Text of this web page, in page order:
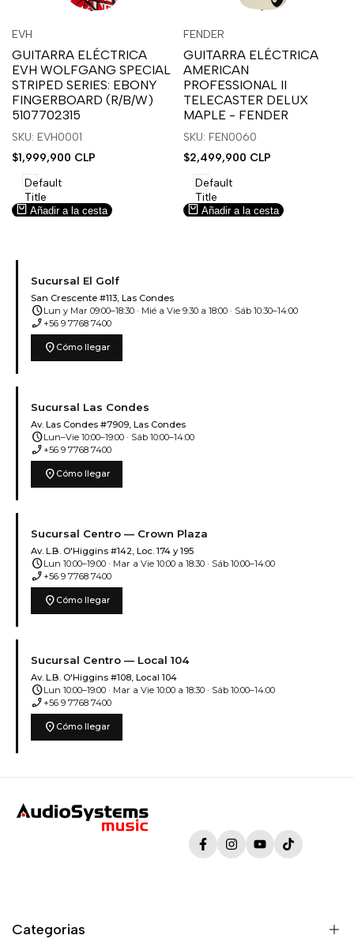
sesión
para
usar
la
lista
deseos.
para
usar
Compare
Proveedor:
EVH
GUITARRA ELÉCTRICA
EVH WOLFGANG SPECIAL
STRIPED SERIES: EBONY
FINGERBOARD (R/B/W)
5107702315
SKU: EVH0001
Precio
venta
$1,999,900 CLP
Default
Title
Añadir a la cesta
sesión
para
usar
la
lista
deseos.
sesión
para
usar
Compare
Vista
Proveedor:
FENDER
GUITARRA ELÉCTRICA
AMERICAN
PROFESSIONAL II
TELECASTER DELUX
MAPLE - FENDER
SKU: FEN0060
Precio
venta
$2,499,900 CLP
Default
Title
Añadir a la cesta
Sucursal El Golf
San Crescente #113, Las Condes
scheduleLun y Mar 09:00–18:30 · Mié a Vie 9:30 a 18:00 · Sáb 10:30–14:00
phone_enabled +56 9 7768 7400
location_on Cómo llegar
Sucursal Las Condes
Av. Las Condes #7909, Las Condes
scheduleLun–Vie 10:00–19:00 · Sáb 10:00–14:00
phone_enabled +56 9 7768 7400
location_on Cómo llegar
Sucursal Centro — Crown Plaza
Av. L.B. O'Higgins #142, Loc. 174 y 195
scheduleLun 10:00–19:00 · Mar a Vie 10:00 a 18:30 · Sáb 10:00–14:00
phone_enabled +56 9 7768 7400
location_on Cómo llegar
Sucursal Centro — Local 104
Av. L.B. O'Higgins #108, Local 104
scheduleLun 10:00–19:00 · Mar a Vie 10:00 a 18:30 · Sáb 10:00–14:00
phone_enabled +56 9 7768 7400
location_on Cómo llegar
FacebookInstagramYouTubeTikTok
Categorias